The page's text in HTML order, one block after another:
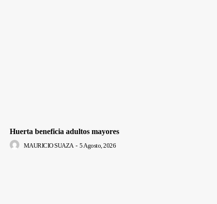
Huerta beneficia adultos mayores
MAURICIO SUAZA - 5 Agosto, 2026